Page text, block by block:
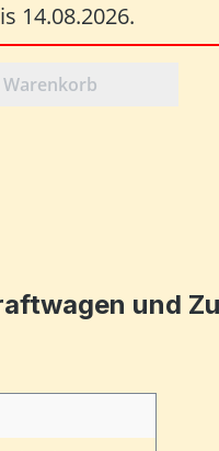
14.08.2026.
gewünschten
und